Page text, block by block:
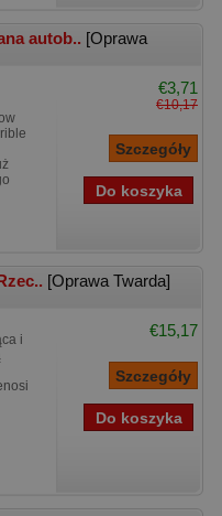
autob.. [Oprawa
€3,71
€10,17
[Oprawa Twarda]
i
€15,17